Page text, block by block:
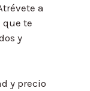
a
te
y
y precio